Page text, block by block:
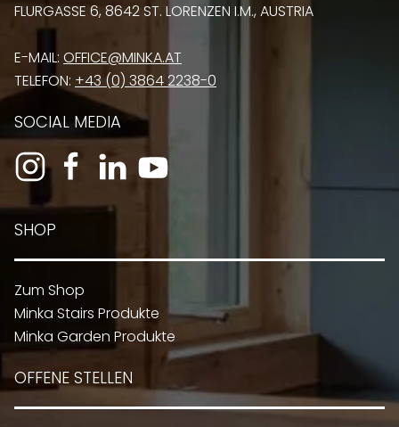
FLURGASSE 6, 8642 ST. LORENZEN I.M., AUSTRIA
E-MAIL: OFFICE@MINKA.AT
TELEFON: +43 (0) 3864 2238-0
SOCIAL MEDIA
SHOP
Zum Shop
Minka Stairs Produkte
Minka Garden Produkte
OFFENE STELLEN